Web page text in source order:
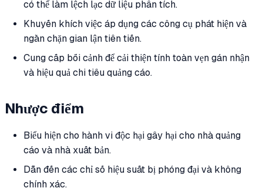
có thể làm lệch lạc dữ liệu phân tích.
Khuyến khích việc áp dụng các công cụ phát hiện và
ngăn chặn gian lận tiên tiến.
Cung cấp bối cảnh để cải thiện tính toàn vẹn gán nhận
và hiệu quả chi tiêu quảng cáo.
Nhược điểm
Biểu hiện cho hành vi độc hại gây hại cho nhà quảng
cáo và nhà xuất bản.
Dẫn đến các chỉ số hiệu suất bị phóng đại và không
chính xác.